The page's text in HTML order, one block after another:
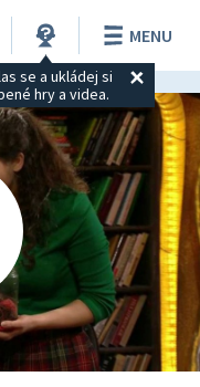
se a ukládej si
hry a videa.
MENU